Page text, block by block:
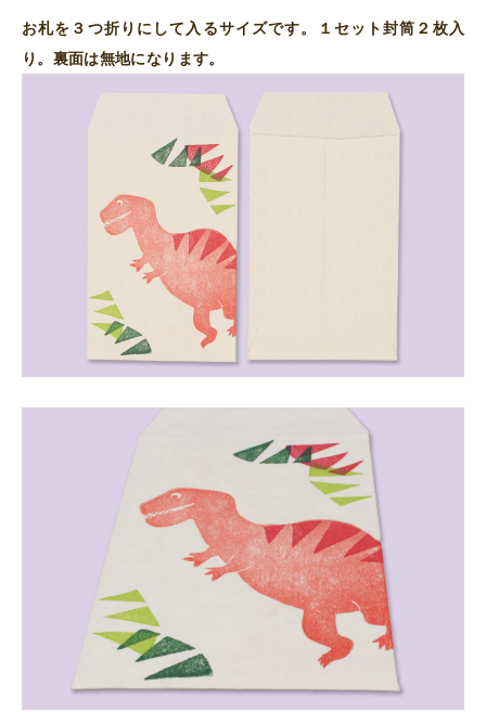
お札を３つ折りにして入るサイズです。１セット封筒２枚入
り。裏面は無地になります。